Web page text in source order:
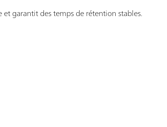
garantit des temps de rétention stables.